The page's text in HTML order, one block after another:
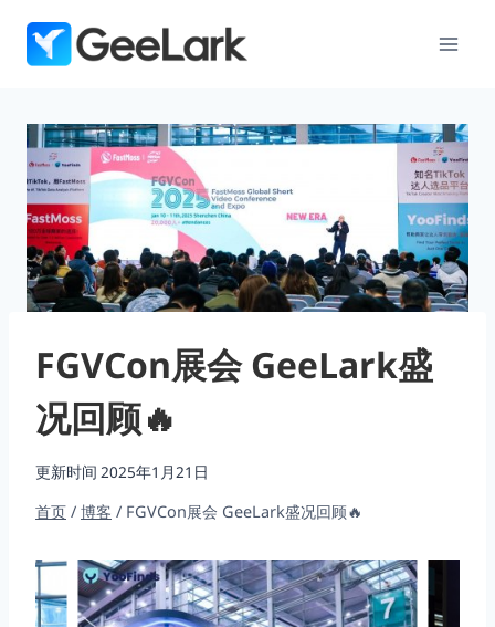
FGVCon展会 GeeLark盛
况回顾🔥
更新时间 2025年1月21日
首页 / 博客 / FGVCon展会 GeeLark盛况回顾🔥